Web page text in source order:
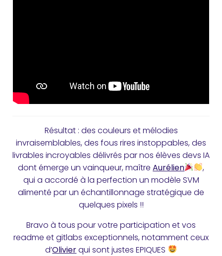
Résultat : des couleurs et mélodies
invraisemblables, des fous rires instoppables, des
livrables incroyables délivrés par nos élèves devs IA
dont émerge un vainqueur, maîtreAurélien
,
qui a accordé à la perfection un modèle SVM
alimenté par un échantillonnage stratégique de
quelques pixels !!
Bravo à tous pour votre participation et vos
readme et gitlabs exceptionnels, notamment ceux
d’Olivierqui sont justes EPIQUES